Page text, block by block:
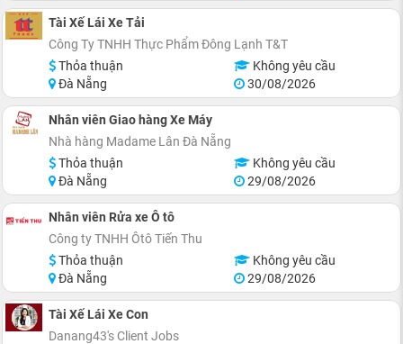
Tài Xế Lái Xe Tải
Công Ty TNHH Thực Phẩm Đông Lạnh T&T
Thỏa thuận
Không yêu cầu
Đà Nẵng
30/08/2026
Nhân viên Giao hàng Xe Máy
Nhà hàng Madame Lân Đà Nẵng
Thỏa thuận
Không yêu cầu
Đà Nẵng
29/08/2026
Nhân viên Rửa xe Ô tô
Công ty TNHH Ôtô Tiến Thu
Thỏa thuận
Không yêu cầu
Đà Nẵng
29/08/2026
Tài Xế Lái Xe Con
Danang43's Client Jobs